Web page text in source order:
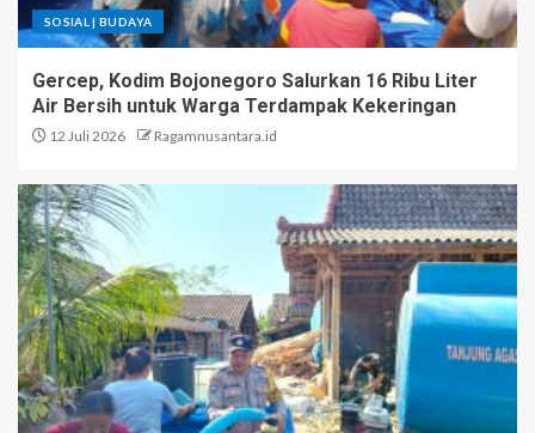
SOSIAL | BUDAYA
Gercep, Kodim Bojonegoro Salurkan 16 Ribu Liter
Air Bersih untuk Warga Terdampak Kekeringan
12 Juli 2026 Ragamnusantara.id